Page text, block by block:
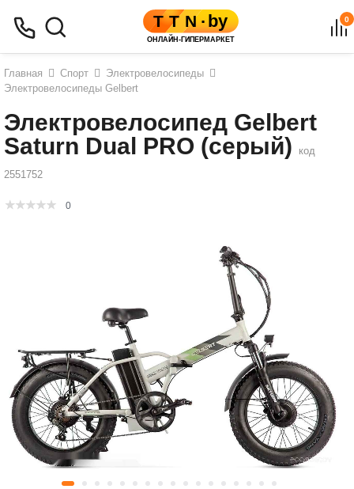
0
Главная Спорт
Электровелосипеды
Электровелосипеды Gelbert
Электровелосипед Gelbert
Saturn Dual PRO (серый)
код
2551752
0